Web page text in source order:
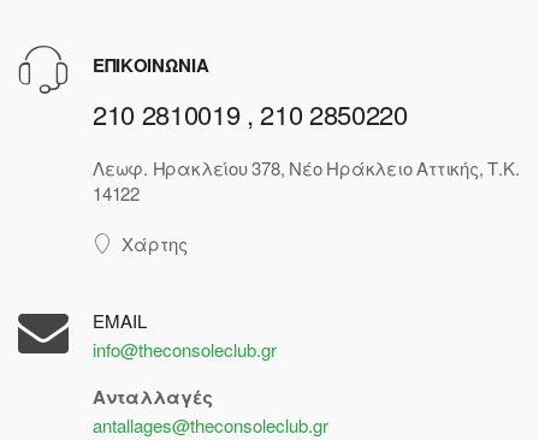
ΕΠΙΚΟΙΝΩΝΙΑ
210 2810019 , 210 2850220
Λεωφ. Ηρακλείου 378, Νέο Ηράκλειο Αττικής, Τ.Κ.
14122
Χάρτης
EMAIL
info@theconsoleclub.gr
Ανταλλαγές
antallages@theconsoleclub.gr